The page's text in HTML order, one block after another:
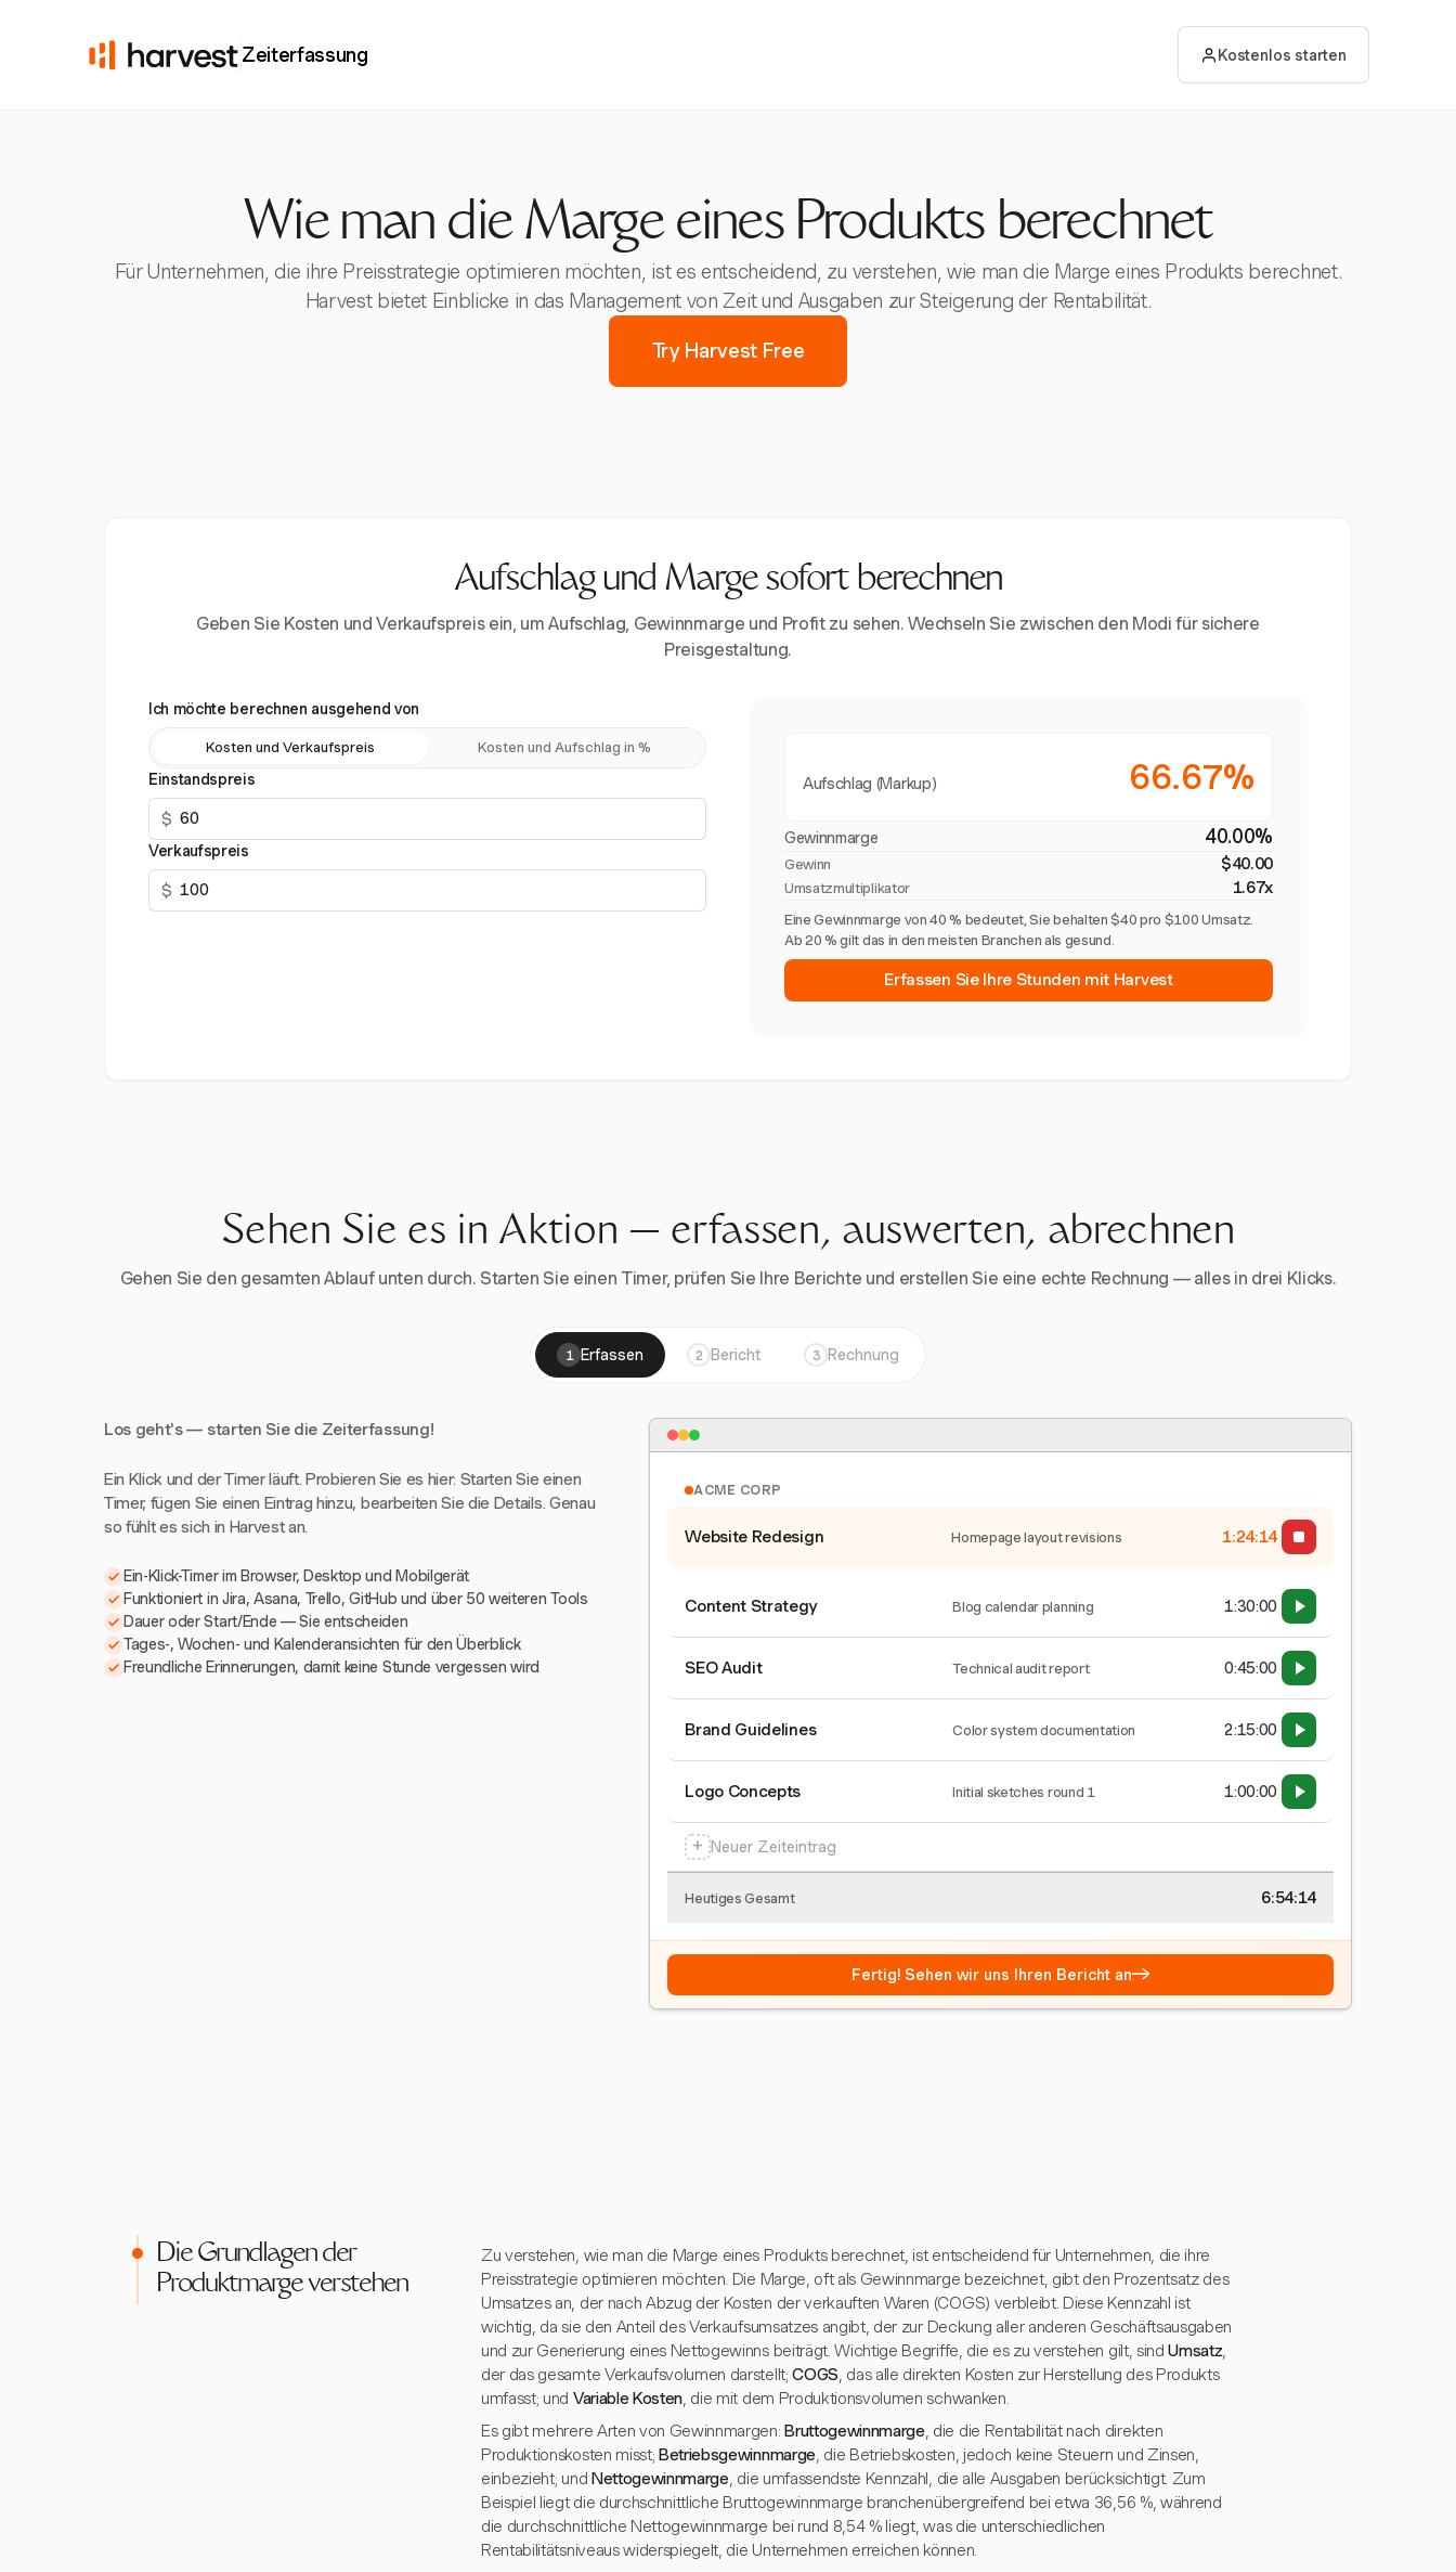
Zeiterfassung Kostenlos starten
Wie man die Marge eines Produkts berechnet
Für Unternehmen, die ihre Preisstrategie optimieren möchten, ist es entscheidend, zu verstehen, wie man die Marge eines Produkts berechnet.
Harvest bietet Einblicke in das Management von Zeit und Ausgaben zur Steigerung der Rentabilität.
Try Harvest Free
Aufschlag und Marge sofort berechnen
Geben Sie Kosten und Verkaufspreis ein, um Aufschlag, Gewinnmarge und Profit zu sehen. Wechseln Sie zwischen den Modi für sichere
Preisgestaltung.
Ich möchte berechnen ausgehend von
Kosten und Verkaufspreis Kosten und Aufschlag in %
Einstandspreis
$
Verkaufspreis
$
Aufschlag (Markup) 66.67%
Gewinnmarge 40.00%
Gewinn $40.00
Umsatzmultiplikator 1.67x
Eine Gewinnmarge von 40 % bedeutet, Sie behalten $40 pro $100 Umsatz.
Ab 20 % gilt das in den meisten Branchen als gesund.
Erfassen Sie Ihre Stunden mit Harvest
Sehen Sie es in Aktion — erfassen, auswerten, abrechnen
Gehen Sie den gesamten Ablauf unten durch. Starten Sie einen Timer, prüfen Sie Ihre Berichte und erstellen Sie eine echte Rechnung — alles in drei Klicks.
1 Erfassen 2 Bericht 3 Rechnung
Los geht's — starten Sie die Zeiterfassung!
Ein Klick und der Timer läuft. Probieren Sie es hier: Starten Sie einen
Timer, fügen Sie einen Eintrag hinzu, bearbeiten Sie die Details. Genau
so fühlt es sich in Harvest an.
Ein-Klick-Timer im Browser, Desktop und Mobilgerät
Funktioniert in Jira, Asana, Trello, GitHub und über 50 weiteren Tools
Dauer oder Start/Ende — Sie entscheiden
Tages-, Wochen- und Kalenderansichten für den Überblick
Freundliche Erinnerungen, damit keine Stunde vergessen wird
ACME CORP
Website Redesign Homepage layout revisions 1:24:15
Content Strategy Blog calendar planning 1:30:00
SEO Audit Technical audit report 0:45:00
Brand Guidelines Color system documentation 2:15:00
Logo Concepts Initial sketches round 1 1:00:00
+ Neuer Zeiteintrag
Heutiges Gesamt 6:54:15
Fertig! Sehen wir uns Ihren Bericht an→
Die Grundlagen der
Produktmarge verstehen
Zu verstehen, wie man die Marge eines Produkts berechnet, ist entscheidend für Unternehmen, die ihre
Preisstrategie optimieren möchten. Die Marge, oft als Gewinnmarge bezeichnet, gibt den Prozentsatz des
Umsatzes an, der nach Abzug der Kosten der verkauften Waren (COGS) verbleibt. Diese Kennzahl ist
wichtig, da sie den Anteil des Verkaufsumsatzes angibt, der zur Deckung aller anderen Geschäftsausgaben
und zur Generierung eines Nettogewinns beiträgt. Wichtige Begriffe, die es zu verstehen gilt, sindUmsatz,
der das gesamte Verkaufsvolumen darstellt;COGS, das alle direkten Kosten zur Herstellung des Produkts
umfasst; und Variable Kosten, die mit dem Produktionsvolumen schwanken.
Es gibt mehrere Arten von Gewinnmargen:Bruttogewinnmarge, die die Rentabilität nach direkten
Produktionskosten misst; Betriebsgewinnmarge, die Betriebskosten, jedoch keine Steuern und Zinsen,
einbezieht; und Nettogewinnmarge, die umfassendste Kennzahl, die alle Ausgaben berücksichtigt. Zum
Beispiel liegt die durchschnittliche Bruttogewinnmarge branchenübergreifend bei etwa 36,56 %, während
die durchschnittliche Nettogewinnmarge bei rund 8,54 % liegt, was die unterschiedlichen
Rentabilitätsniveaus widerspiegelt, die Unternehmen erreichen können.